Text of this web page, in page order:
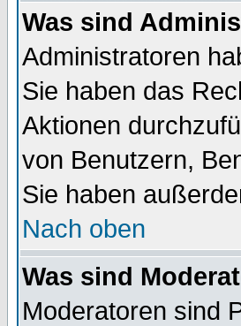
Was sind
Administratoren
Sie haben das
Aktionen
von Benutzern,
Sie haben
Nach oben
Was sind
Moderatoren sind